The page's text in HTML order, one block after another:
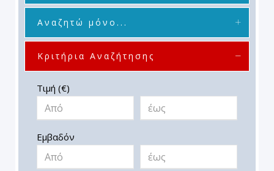
Αναζητώ μόνο...
Κριτήρια Αναζήτησης
Τιμή (€)
Εμβαδόν